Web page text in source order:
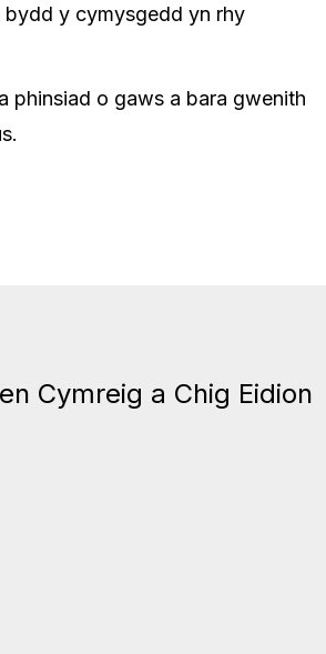
y cymysgedd yn rhy
phinsiad o gaws a bara gwenith
Cymreig a Chig Eidion